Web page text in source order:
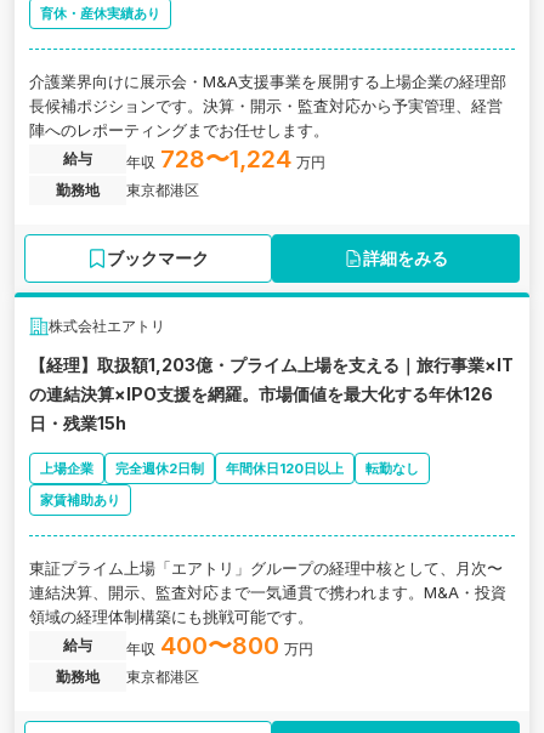
育休・産休実績あり
介護業界向けに展示会・M&A支援事業を展開する上場企業の経理部
長候補ポジションです。決算・開示・監査対応から予実管理、経営
陣へのレポーティングまでお任せします。
給与 年収 728〜1,224 万円
勤務地
東京都港区
ブックマーク 詳細をみる
株式会社エアトリ
【経理】取扱額1,203億・プライム上場を支える｜旅行事業×IT
の連結決算×IPO支援を網羅。市場価値を最大化する年休126
日・残業15h
上場企業 完全週休2日制 年間休日120日以上
転勤なし
家賃補助あり
東証プライム上場「エアトリ」グループの経理中核として、月次〜
連結決算、開示、監査対応まで一気通貫で携われます。M&A・投資
領域の経理体制構築にも挑戦可能です。
給与 年収 400〜800 万円
勤務地
東京都港区